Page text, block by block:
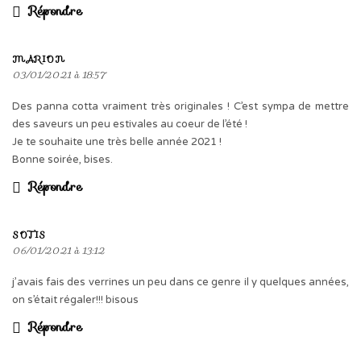
Répondre
MARION
03/01/2021 à 18:57
Des panna cotta vraiment très originales ! C’est sympa de mettre
des saveurs un peu estivales au coeur de l’été !
Je te souhaite une très belle année 2021 !
Bonne soirée, bises.
Répondre
SOTIS
06/01/2021 à 13:12
j’avais fais des verrines un peu dans ce genre il y quelques années,
on s’était régaler!!! bisous
Répondre